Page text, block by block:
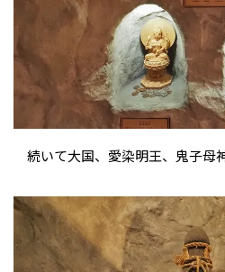
続いて大国、愛染明王、鬼子母